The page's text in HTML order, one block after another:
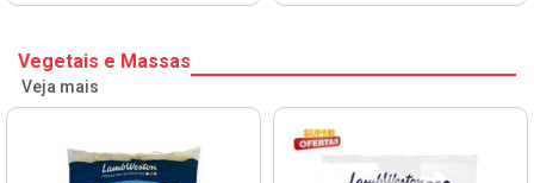
Vegetais e Massas
Veja mais